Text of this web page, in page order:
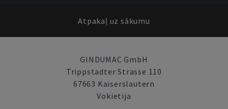
Atpakaļ uz sākumu
GINDUMAC GmbH
Trippstadter Strasse 110
67663 Kaiserslautern
Vokietija